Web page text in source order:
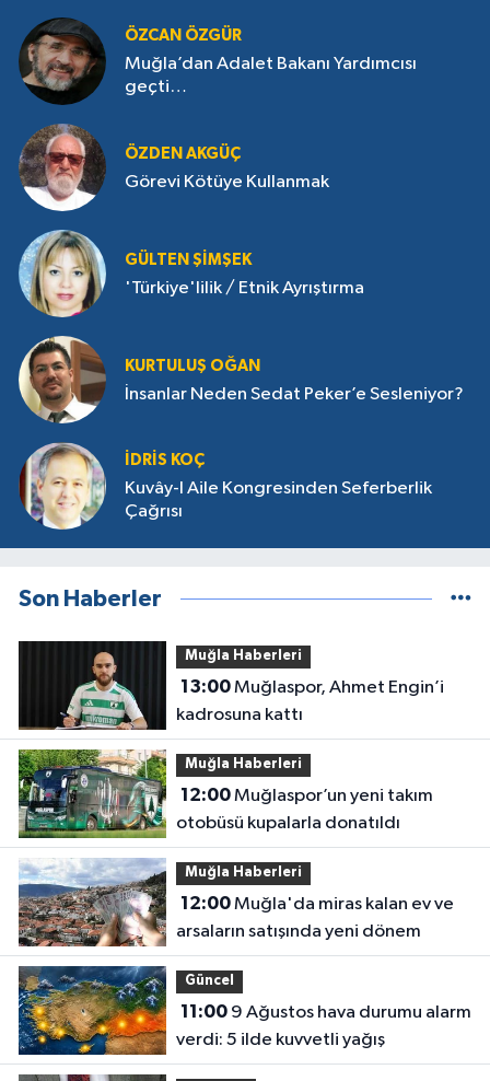
ÖZCAN ÖZGÜR
Muğla’dan Adalet Bakanı Yardımcısı
geçti…
ÖZDEN AKGÜÇ
Görevi Kötüye Kullanmak
GÜLTEN ŞIMŞEK
'Türkiye'lilik / Etnik Ayrıştırma
KURTULUŞ OĞAN
İnsanlar Neden Sedat Peker’e Sesleniyor?
İDRIS KOÇ
Kuvây-I Aile Kongresinden Seferberlik
Çağrısı
Son Haberler
Muğla Haberleri
13:00Muğlaspor, Ahmet Engin’i
kadrosuna kattı
Muğla Haberleri
12:00Muğlaspor’un yeni takım
otobüsü kupalarla donatıldı
Muğla Haberleri
12:00Muğla'da miras kalan ev ve
arsaların satışında yeni dönem
Güncel
11:009 Ağustos hava durumu alarm
verdi: 5 ilde kuvvetli yağış